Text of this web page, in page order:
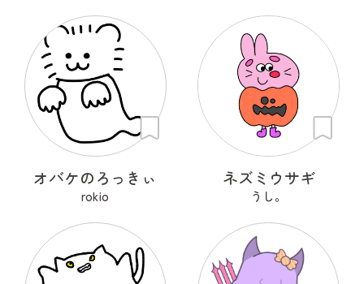
オバケのろっきぃ
rokio
ネズミウサギ
うし。